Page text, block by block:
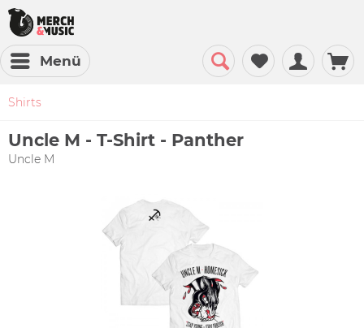
Menü
Shirts
Uncle M - T-Shirt - Panther
Uncle M